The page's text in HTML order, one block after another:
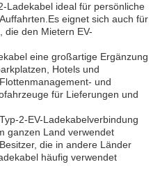
Ladekabel ideal für persönliche
eignet sich auch für
die den Mietern EV-
eine großartige Ergänzung
Hotels und
und
für Lieferungen und
2-EV-Ladekabelverbindung
ganzen Land verwendet
die in andere Länder
häufig verwendet